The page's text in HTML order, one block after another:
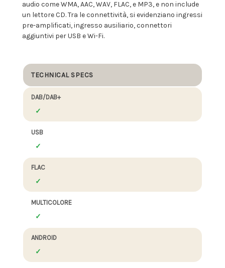
audio come WMA, AAC, WAV, FLAC, e MP3, e non include
un lettore CD. Tra le connettività, si evidenziano ingressi
pre-amplificati, ingresso ausiliario, connettori
aggiuntivi per USB e Wi-Fi.
TECHNICAL SPECS
DAB/DAB+
USB
FLAC
MULTICOLORE
ANDROID